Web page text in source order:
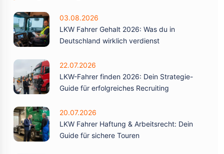
03.08.2026
LKW Fahrer Gehalt 2026: Was du in
Deutschland wirklich verdienst
22.07.2026
LKW-Fahrer finden 2026: Dein Strategie-
Guide für erfolgreiches Recruiting
20.07.2026
LKW Fahrer Haftung & Arbeitsrecht: Dein
Guide für sichere Touren